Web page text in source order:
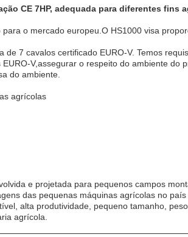
CE 7HP, adequada para diferentes fins
o mercado europeu.O HS1000 visa
7 cavalos certificado EURO-V. Temos
V,assegurar o respeito do ambiente
do ambiente.
agrícolas
e projetada para pequenos campos
das pequenas máquinas agrícolas no
alta produtividade, pequeno tamanho,
agrícola.